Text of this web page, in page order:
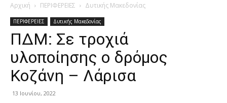
Αρχική ΠΕΡΙΦΕΡΕΙΕΣ Δυτικής Μακεδονίας
ΠΕΡΙΦΕΡΕΙΕΣ Δυτικής Μακεδονίας
ΠΔΜ: Σε τροχιά
υλοποίησης ο δρόμος
Κοζάνη – Λάρισα
13 Ιουνίου, 2022